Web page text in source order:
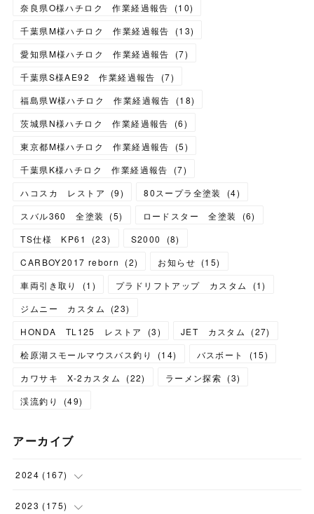
奈良県O様ハチロク 作業経過報告
(10)
千葉県M様ハチロク 作業経過報告
(13)
愛知県M様ハチロク 作業経過報告
(7)
千葉県S様AE92 作業経過報告
(7)
福島県W様ハチロク 作業経過報告
(18)
茨城県N様ハチロク 作業経過報告
(6)
東京都M様ハチロク 作業経過報告
(5)
千葉県K様ハチロク 作業経過報告
(7)
ハコスカ レストア
(9) 80スープラ全塗装 (4)
スバル360 全塗装
(5) ロードスター 全塗装 (6)
TS仕様 KP61
(23) S2000 (8)
CARBOY2017 reborn
(2) お知らせ (15)
車両引き取り
(1 ) プラドリフトアップ カスタム (1)
ジムニー カスタム
(23)
HONDA TL125 レストア
(3) JET カスタム (27)
桧原湖スモールマウスバス釣り
(14) バスボート (15)
カワサキ X-2カスタム
(22) ラーメン探索 (3)
渓流釣り
(49)
アーカイブ
2024 (167)
(11)
2023 (175)